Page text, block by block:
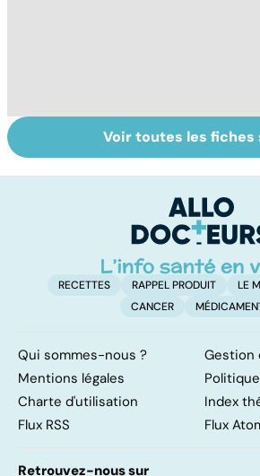
Tout savoir sur
les virus
Votre
Voir toutes les fiches
RECETTES RAPPEL PRODUIT
LE
CANCER
Qui sommes-nous ?
Gestion
Mentions légales
Charte d'utilisation
Index
Flux RSS
Flux
Retrouvez-nous sur